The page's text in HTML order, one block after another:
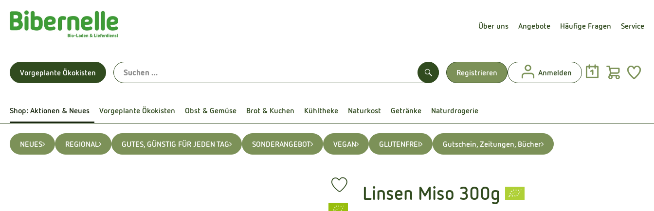
Über uns Angebote Häufige Fragen Service
Registrieren Anmelden
Suchen
Vorgeplante Ökokisten
Shop: Aktionen & Neues Vorgeplante Ökokisten Obst & Gemüse Brot & Kuchen Kühltheke Naturkost Getränke Naturdrogerie
NEUES REGIONAL GUTES, GÜNSTIG FÜR JEDEN TAG SONDERANGEBOT VEGAN GLUTENFREI Gutschein, Zeitungen, Bücher
Linsen Miso 300g
Produkt zu Favouriten hinzufügen
, Verband: